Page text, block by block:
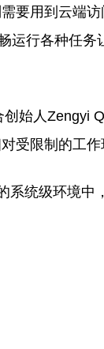
要用到云端
运行各种任务
始人Zengyi
受限制的工作
系统级环境中